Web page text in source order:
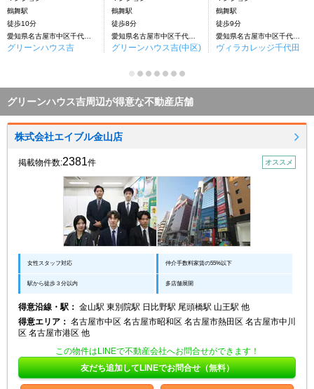
鶴舞駅
徒歩10分
グリーンハウス吉
鶴舞駅
徒歩8分
グリーンハウス吉(中区)
鶴舞駅
徒歩9分
ヴィラカレッジ千代田
グリーンハウス吉周辺が得意な不動産店舗
株式会社エイブル金山店
掲載物件数:2381件 オススメ
女性スタッフ対応 仲介手数料家賃の55%以下
駅から徒歩３分以内 多店舗展開
得意沿線・駅： 金山駅 東別院駅 日比野駅 尾頭橋駅 山王駅 他
得意エリア： 名古屋市中区 名古屋市昭和区 名古屋市熱田区 名古屋市中川
区 名古屋市港区 他
この物件はLINEで不動産会社へお問合せができます！
友だち追加してLINEでお問合せ（無料）